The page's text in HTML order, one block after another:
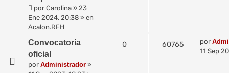
por Carolina » 23
Ene 2024, 20:38 » en
Acalon.RFH
Convocatoria
oficial
por Administrador »
0 60765 por
11 Sep